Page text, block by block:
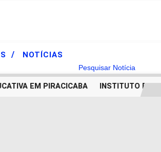
Pesquisar Notícia
/ NOTÍCIAS
EM PIRACICABA INSTITUTO